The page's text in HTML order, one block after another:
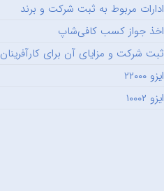
ادارات مربوط به ثبت شرکت و برند
اخذ جواز کسب کافی‌شاپ
ثبت شرکت و مزایای آن برای کارآفرینان
ایزو ۲۲۰۰۰
ایزو ۱۰۰۰۲